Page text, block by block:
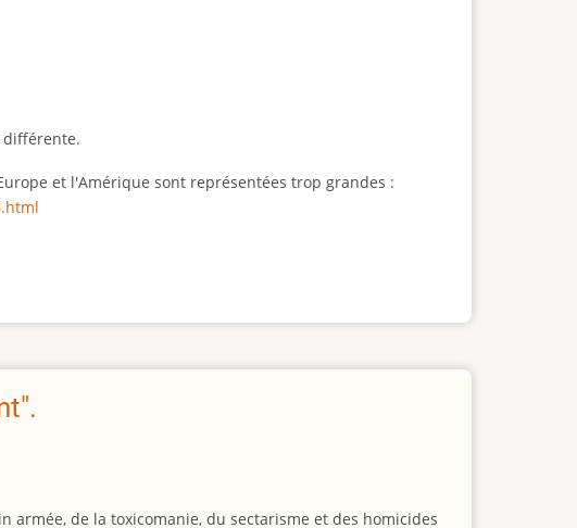
différente.
et l'Amérique sont représentées trop grandes :
armée, de la toxicomanie, du sectarisme et des homicides